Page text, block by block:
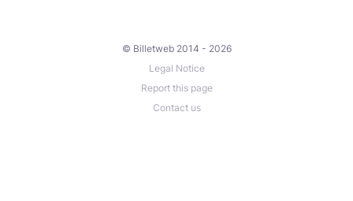
© Billetweb 2014 - 2026
Legal Notice
Report this page
Contact us